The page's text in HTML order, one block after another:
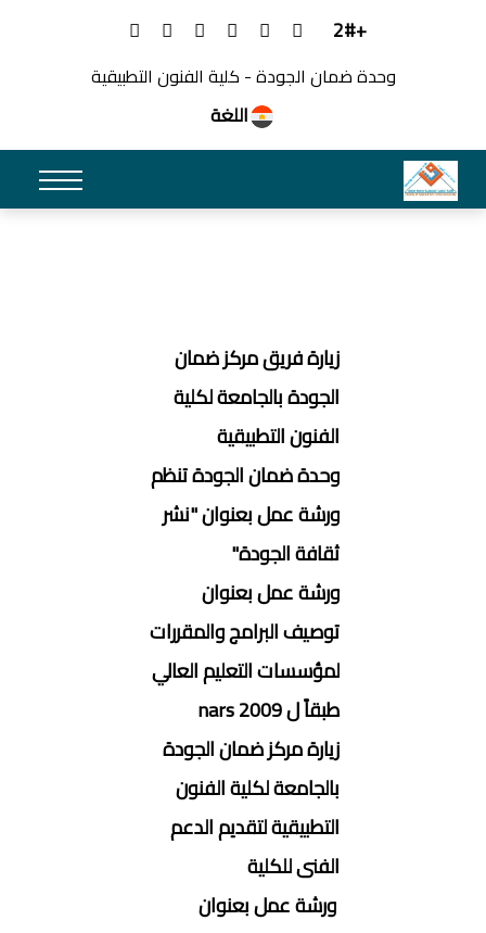
+2#
وحدة ضمان الجودة - كلية الفنون التطبيقية
اللغة
زيارة فريق مركز ضمان
الجودة بالجامعة لكلية
الفنون التطبيقية
وحدة ضمان الجودة تنظم
ورشة عمل بعنوان "نشر
ثقافة الجودة"
ورشة عمل بعنوان
توصيف البرامج والمقررات
لمؤسسات التعليم العالي
طبقاً ل nars 2009
زيارة مركز ضمان الجودة
بالجامعة لكلية الفنون
التطبيقية لتقديم الدعم
الفنى للكلية
ورشة عمل بعنوان